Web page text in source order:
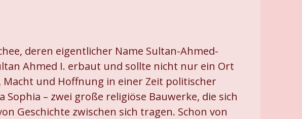
deren eigentlicher Name Sultan-Ahmed-
Ahmed I. erbaut und sollte nicht nur ein Ort
Macht und Hoffnung in einer Zeit politischer
– zwei große religiöse Bauwerke, die sich
Geschichte zwischen sich tragen. Schon von